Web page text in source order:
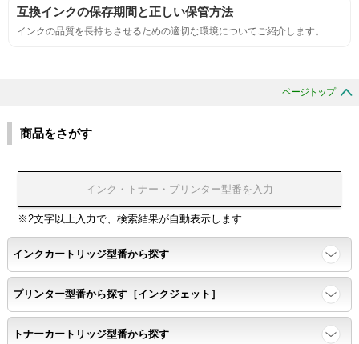
互換性
色同士のにじみがないこと。
浸透性
浸透性テスト用のサンプルを印刷する。
任意の色を背景として使用し、
背景と違う色で8号サイズのArialフォントで
鮮明に印刷できること。
速乾性
互換インクの保存期間と正しい保管方法
インクの品質を長持ちさせるための適切な環境についてご紹介します。
ページトップ
商品をさがす
※2文字以上入力で、検索結果が自動表示します
インクカートリッジ型番から探す
プリンター型番から探す［インクジェット］
トナーカートリッジ型番から探す